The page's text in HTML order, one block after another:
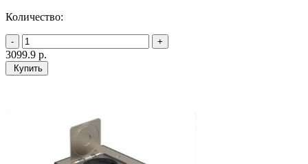
Количество:
3099.9 р.
Купить